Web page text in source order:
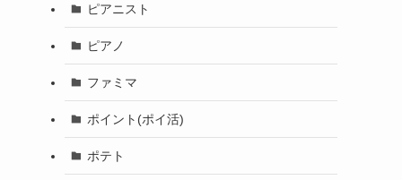
ピアニスト
ピアノ
ファミマ
ポイント(ポイ活)
ポテト